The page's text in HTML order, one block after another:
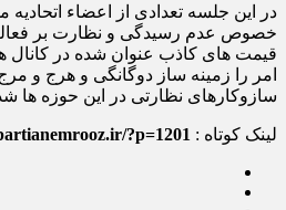
در این جلسه تعدادی از اعضاء اتحادیه
خصوص عدم رسیدگی و نظارت بر
قیمت های کاذب عنوان شده در کانال
امر را زمینه ساز دوگانگی و هرج و
سازوکارهای نظارتی در این حوزه ها
لینک کوتاه : ?p=1201